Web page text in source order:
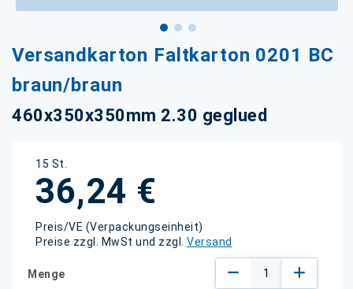
Versandkarton Faltkarton 0201 BC
braun/braun
460x350x350mm 2.30 geglued
15 St.
36,24 €
Preis/VE (Verpackungseinheit)
Preise zzgl. MwSt und zzgl. Versand
Menge
Anfang
der
Bildgalerie
springen